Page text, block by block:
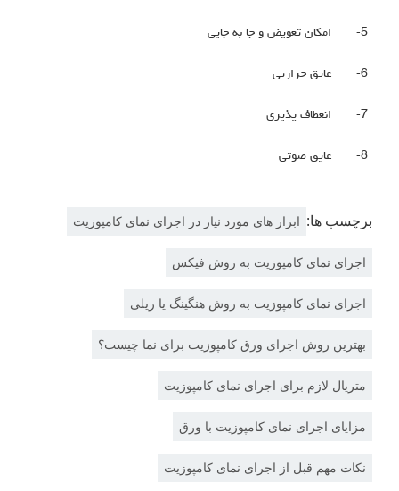
5- امکان تعویض و جا به جایی
6- عایق حرارتی
7- انعطاف پذیری
8- عایق صوتی
برچسب ها: ابزار های مورد نیاز در اجرای نمای کامپوزیت
اجرای نمای کامپوزیت به روش فیکس
اجرای نمای کامپوزیت به روش هنگینگ یا ریلی
بهترین روش اجرای ورق کامپوزیت برای نما چیست؟
متریال لازم برای اجرای نمای کامپوزیت
مزایای اجرای نمای کامپوزیت با ورق
نکات مهم قبل از اجرای نمای کامپوزیت